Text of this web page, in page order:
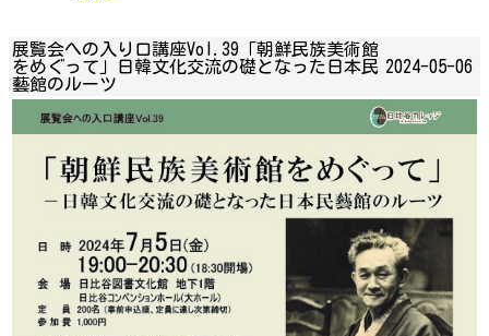
展覧会への入り口講座Vol.39「朝鮮民族美術館
をめぐって」日韓文化交流の礎となった日本民
藝館のルーツ
2024-05-06